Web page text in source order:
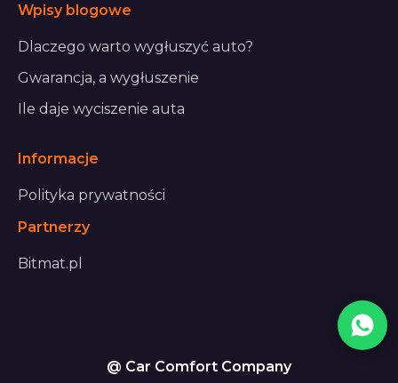
Wpisy blogowe
Dlaczego warto wygłuszyć auto?
Gwarancja, a wygłuszenie
Ile daje wyciszenie auta
Informacje
Polityka prywatności
Partnerzy
Bitmat.pl
@ Car Comfort Company